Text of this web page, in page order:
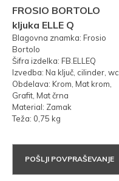
FROSIO BORTOLO
kljuka ELLE Q
Blagovna znamka: Frosio
Bortolo
Šifra izdelka: FB.ELLEQ
Izvedba: Na ključ, cilinder, wc
Obdelava: Krom, Mat krom,
Grafit, Mat črna
Material: Zamak
Teža: 0,75 kg
POŠLJI POVPRAŠEVANJE